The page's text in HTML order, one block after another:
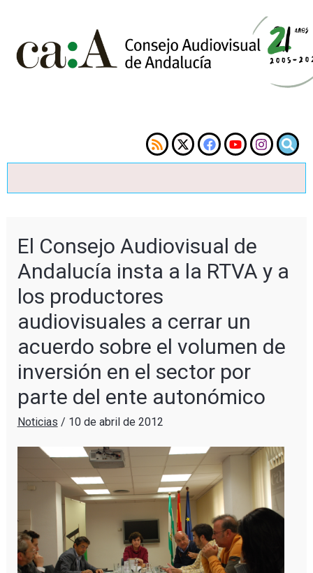
El Consejo Audiovisual de
Andalucía insta a la RTVA y a
los productores
audiovisuales a cerrar un
acuerdo sobre el volumen de
inversión en el sector por
parte del ente autonómico
Noticias / 10 de abril de 2012